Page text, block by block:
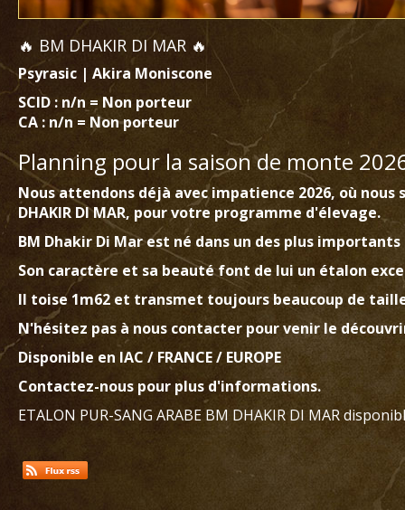
🔥 BM DHAKIR DI MAR 🔥
Psyrasic | Akira Moniscone
SCID : n/n = Non porteur
CA : n/n = Non porteur
Planning pour la saison de monte
Nous attendons déjà avec impatience 2026, où
DHAKIR DI MAR, pour votre programme d'élevage.
BM Dhakir Di Mar est né dans un des plus
Son caractère et sa beauté font de lui un étalon
Il toise1m62 et transmet toujours beaucoup de
N'hésitez pas à nous contacter pour venir le
Disponible en IAC / FRANCE / EUROPE
Contactez-nous pour plus d'informations.
ETALON PUR-SANG ARABE BM DHAKIR DI MAR